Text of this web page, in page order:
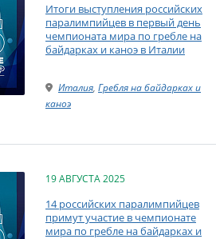
Итоги выступления российских
паралимпийцев в первый день
чемпионата мира по гребле на
байдарках и каноэ в Италии
Италия, Гребля на байдарках и
каноэ
19 АВГУСТА 2025
14 российских паралимпийцев
примут участие в чемпионате
мира по гребле на байдарках и